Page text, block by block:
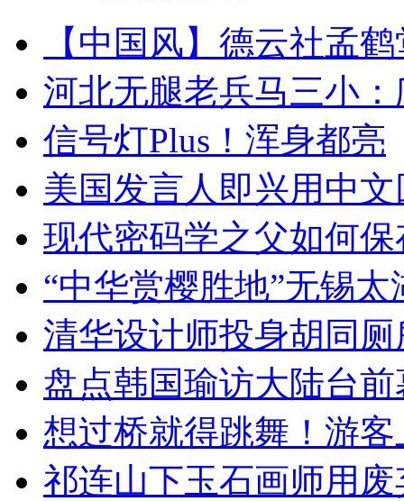
【中国风】德云社孟
河北无腿老兵马三小
信号灯Plus！浑身都亮
美国发言人即兴用中
现代密码学之父如何
“中华赏樱胜地”无锡
清华设计师投身胡同
盘点韩国瑜访大陆台
想过桥就得跳舞！游客
祁连山下玉石画师用